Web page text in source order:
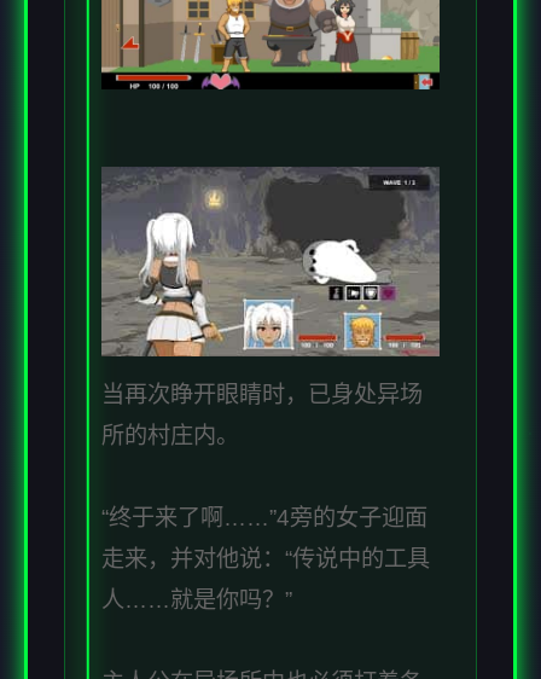
当再次睁开眼睛时，已身处异场
所的村庄内。
“终于来了啊……”4旁的女子迎面
走来，并对他说：“传说中的工具
人……就是你吗？”